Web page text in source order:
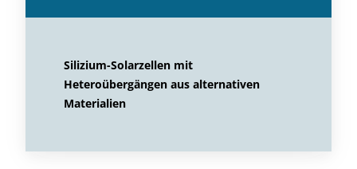
Silizium-Solarzellen mit
Heteroübergängen aus alternativen
Materialien